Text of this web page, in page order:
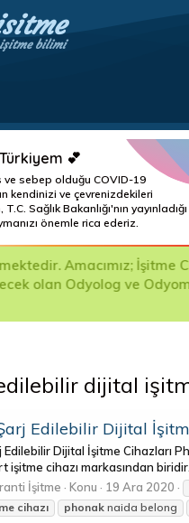
bilimi
💕
ve sebep olduğu COVID-19
kendinizi ve çevrenizdekileri
Sağlık Bakanlığı'nın yayınladığı
önemle rica ederiz.
Şikayet
ve mesajları
dijital
Edilebilir Dijital
Dijital İşitme Cihazları
işitme cihazı markasından
İşitme
Konu 19 Ara 2020
cihazı phonak naida belong